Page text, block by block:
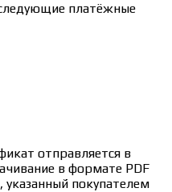
платёжные
отправляется в
в формате PDF
указанный покупателем